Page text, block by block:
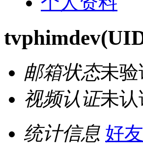
tvphimdev
邮箱状态未验
视频认证未认
统计信息 好